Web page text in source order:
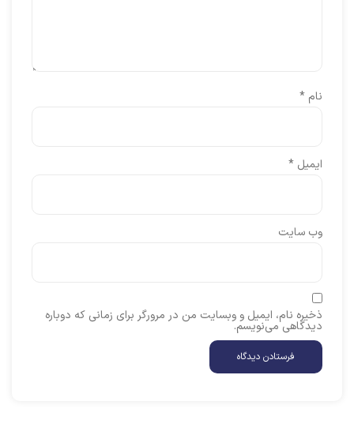
نام *
ایمیل *
وب‌ سایت
ذخیره نام، ایمیل و وبسایت من در مرورگر برای زمانی که دوباره
دیدگاهی می‌نویسم.